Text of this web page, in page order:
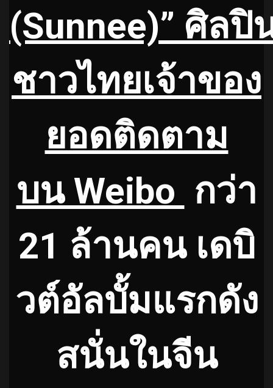
(Sunnee)” ศิลปิ
ชาวไทยเจ้าของ
ยอดติดตาม
บน Weibo กว่า
21 ล้านคน เดบิ
วต์อัลบั้มแรกดัง
สนั่นในจีน